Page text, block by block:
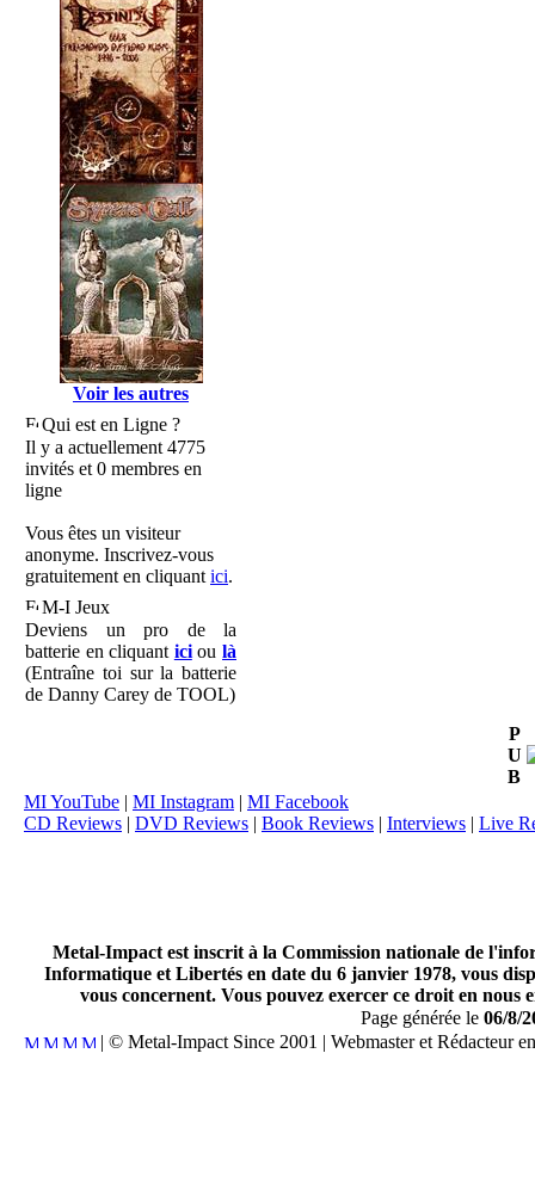
Voir les autres
Qui est en Ligne ?
Il y a actuellement 4775
invités et 0 membres en
ligne
Vous êtes un visiteur
anonyme. Inscrivez-vous
gratuitement en cliquant ici.
M-I Jeux
Deviens un pro de la
batterie en cliquant icioulà
(Entraîne toi sur la batterie
de Danny Carey de TOOL)
P
U
B
MI YouTube | MI Instagram | MI Facebook
CD Reviews | DVD Reviews | Book Reviews | Interviews | Live
Metal-Impact est inscrit à la Commission nationale de
Informatique et Libertés en date du 6 janvier 1978, vous
vous concernent. Vous pouvez exercer ce droit en
Page générée le 06/8/
| © Metal-Impact Since 2001 | Webmaster et Rédacteur